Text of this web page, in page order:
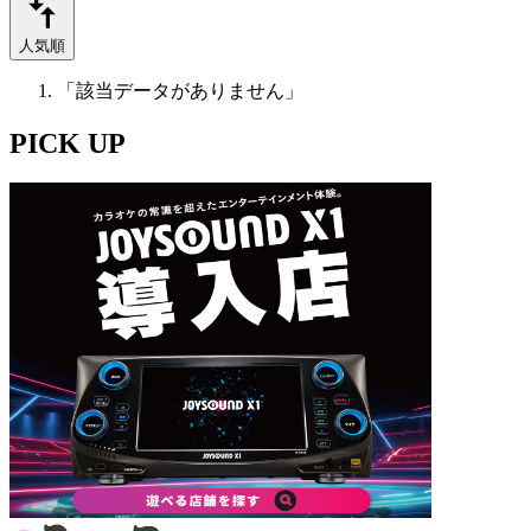
人気順
「該当データがありません」
PICK UP